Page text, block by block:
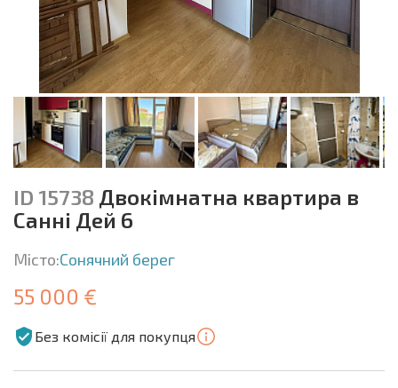
ID 15738 Двокімнатна квартира в
Санні Дей 6
Місто:Сонячний берег
55 000 €
Без комісії для покупця